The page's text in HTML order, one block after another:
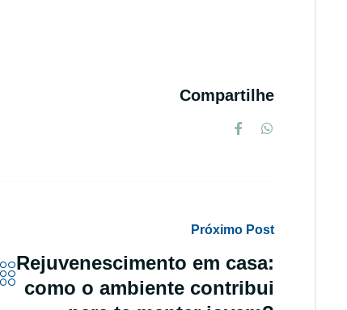
Compartilhe
Próximo Post
Rejuvenescimento em casa:
como o ambiente contribui